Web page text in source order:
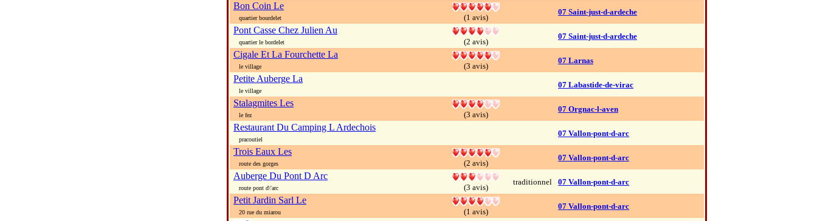
Bon Coin Le
quartier bourdelet (1 avis)
07 Saint-just-d-ardeche
Pont Casse Chez Julien Au
quartier le bordelet (2 avis)
07 Saint-just-d-ardeche
Cigale Et La Fourchette La
le village (3 avis)
07 Larnas
Petite Auberge La
le village
07 Labastide-de-virac
Stalagmites Les
le fez (3 avis)
07 Orgnac-l-aven
Restaurant Du Camping L Ardechois
pracoutiel
07 Vallon-pont-d-arc
Trois Eaux Les
route des gorges (2 avis)
07 Vallon-pont-d-arc
Auberge Du Pont D Arc
route pont d\'arc (3 avis)
traditionnel 07 Vallon-pont-d-arc
Petit Jardin Sarl Le
20 rue du miarou (1 avis)
07 Vallon-pont-d-arc